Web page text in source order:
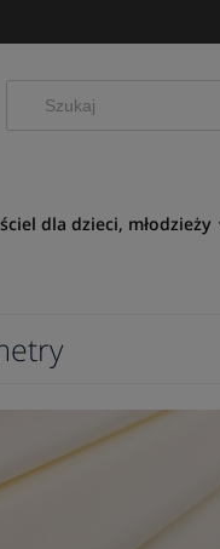
dla dzieci, młodzieży